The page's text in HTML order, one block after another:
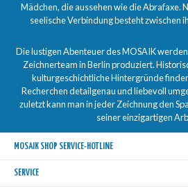
Mädchen, die aussehen wie die Abrafaxe.
seelische Verbindung besteht zwischen
Die lustigen Abenteuer des MOSAIK
Zeichnerteam in Berlin produziert.
kulturgeschichtliche Hintergründe
Recherchen detailgenau und liebevoll
zuletzt kann man in jeder Zeichnung den
seiner einzigartigen
MOSAIK SHOP SERVICE-HOTLINE
SERVICE